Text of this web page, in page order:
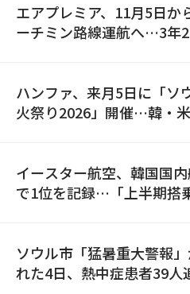
エアプレミア、11月5日か
ーチミン路線運航へ…3年
ハンファ、来月5日に「ソ
火祭り2026」開催…韓・
イースター航空、韓国国
で1位を記録…「上半期搭
ソウル市「猛暑重大警報
れた4日、熱中症患者39人